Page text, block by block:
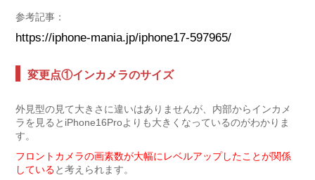
参考記事：
https://iphone-mania.jp/iphone17-597965/
変更点①インカメラのサイズ
外見型の見て大きさに違いはありませんが、内部からインカメ
ラを見るとiPhone16Proよりも大きくなっているのがわかりま
す。
フロントカメラの画素数が大幅にレベルアップしたことが関係
していると考えられます。